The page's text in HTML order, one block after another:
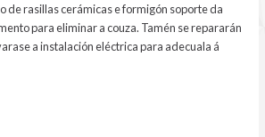
de rasillas cerámicas e formigón soporte da
para eliminar a couza. Tamén se repararán
a instalación eléctrica para adecuala á